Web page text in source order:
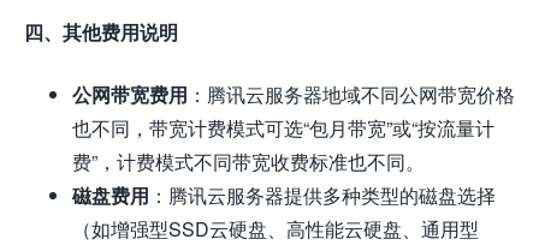
四、其他费用说明
公网带宽费用 ：腾讯云服务器地域不同公网带宽价格
也不同，带宽计费模式可选“包月带宽”或“按流量计
费”，计费模式不同带宽收费标准也不同。
磁盘费用 ：腾讯云服务器提供多种类型的磁盘选择
（如增强型SSD云硬盘、高性能云硬盘、通用型